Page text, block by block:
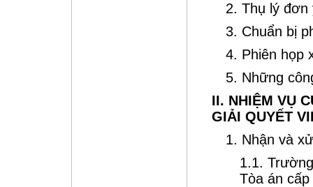
2. Thụ lý đơn
3. Chuẩn bị
4. Phiên họp
5. Những
II. NHIỆM VỤ
GIẢI QUYẾT
1. Nhận và
1.1.
Tòa án